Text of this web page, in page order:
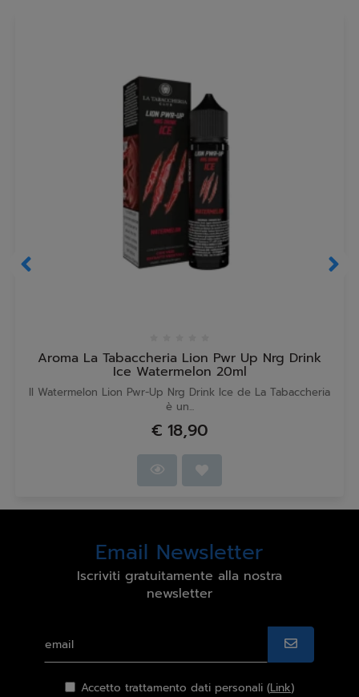
Aroma La Tabaccheria Lion Pwr Up Nrg Drink
Ice Watermelon 20ml
Il Watermelon Lion Pwr-Up Nrg Drink Ice de La Tabaccheria
è un...
€ 18,90
Email Newsletter
Iscriviti gratuitamente alla nostra
newsletter
Accetto trattamento dati personali (Link)